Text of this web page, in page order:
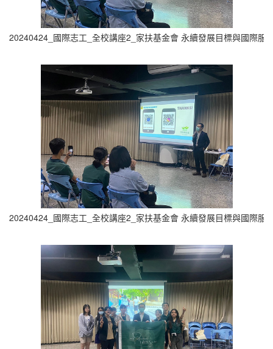
20240424_國際志工_全校講座2_家扶基金會 永續發展目標與國際服
20240424_國際志工_全校講座2_家扶基金會 永續發展目標與國際服